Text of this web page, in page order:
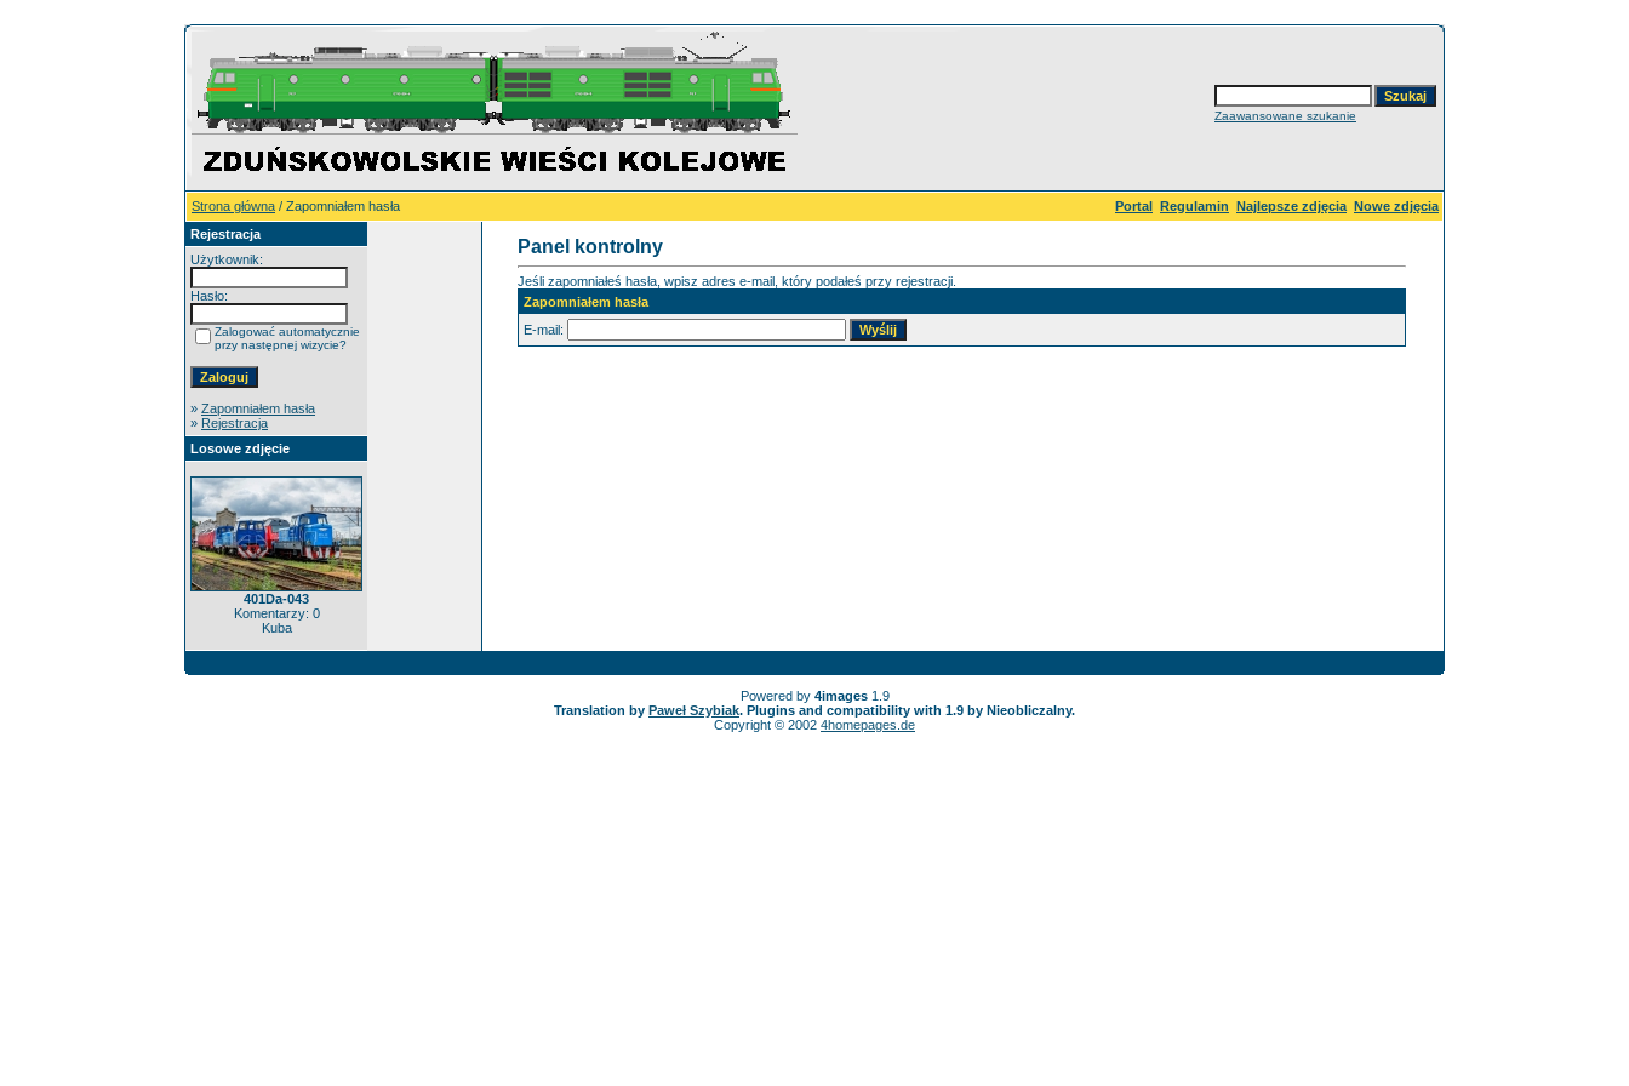
Zaawansowane szukanie
Strona główna / Zapomniałem hasła Portal Regulamin Najlepsze zdjęcia Nowe zdjęcia
Rejestracja
Użytkownik:
Hasło:
Zalogować automatycznie
przy następnej wizycie?
» Zapomniałem hasła
» Rejestracja
Losowe zdjęcie
401Da-043
Komentarzy: 0
Kuba
Panel kontrolny
Jeśli zapomniałeś hasła, wpisz adres e-mail, który podałeś przy rejestracji.
Zapomniałem hasła
E-mail:
Powered by 4images1.9
Translation by Paweł Szybiak. Plugins and compatibility with 1.9 by Nieobliczalny.
Copyright © 2002 4homepages.de